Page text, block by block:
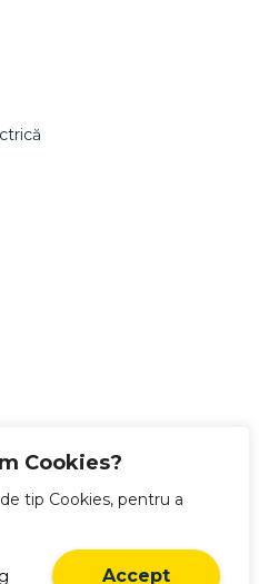
Cookies?
tip Cookies, pentru a
Accept
Live Design